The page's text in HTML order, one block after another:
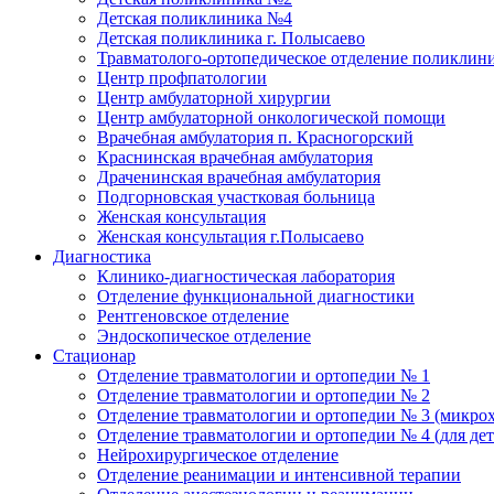
Детская поликлиника №4
Детская поликлиника г. Полысаево
Травматолого-ортопедическое отделение
Центр профпатологии
Центр амбулаторной хирургии
Центр амбулаторной онкологической помощи
Врачебная амбулатория п. Красногорский
Краснинская врачебная амбулатория
Драченинская врачебная амбулатория
Подгорновская участковая больница
Женская консультация
Женская консультация г.Полысаево
Диагностика
Клинико-диагностическая лаборатория
Отделение функциональной диагностики
Рентгеновское отделение
Эндоскопическое отделение
Стационар
Отделение травматологии и ортопедии № 1
Отделение травматологии и ортопедии № 2
Отделение травматологии и ортопедии № 3
Отделение травматологии и ортопедии № 4 (для
Нейрохирургическое отделение
Отделение реанимации и интенсивной терапии